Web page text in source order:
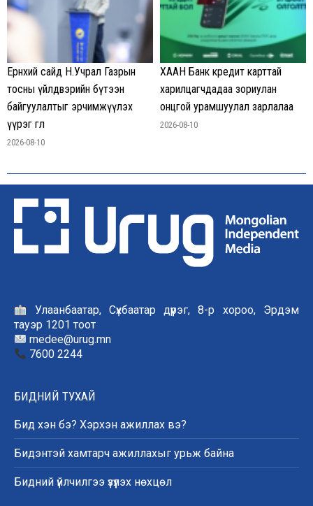
Ерөнхий сайд Н.Учрал Газрын
тосны үйлдвэрийн бүтээн
байгуулалтыг эрчимжүүлэх
үүрэг өглөө
2026-08-10
ХААН Банк кредит карттай
харилцагчдадаа зориулан
онцгой урамшуулал зарлалаа
2026-08-10
Улаанбаатар, Сүхбаатар дүүрэг, 8-р хороо, Эрдэм
тауэр 1201 тоот
medee@urug.mn
7600 2244
БИДНИЙ ТУХАЙ
Бид хэн бэ? Хэрхэн ажиллах вэ?
Бидэнтэй хамтарч ажиллахыг урьж байна
Бидний үйлчилгээ үзүүлэх нөхцөл